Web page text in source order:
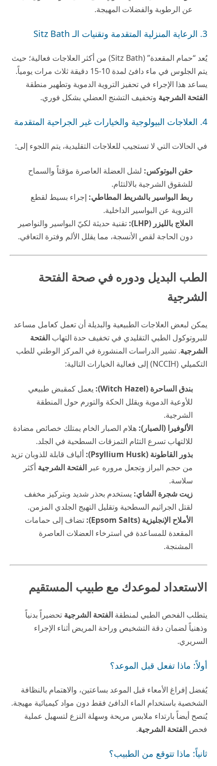
عن الرطوبة والفضلات المهيجة.
3. الرعاية المنزلية المتقدمة وتقنيات الـ Sitz Bath
يُعد “حمام المقعدة” (Sitz Bath) من أكثر العلاجات فعالية؛ حيث
يتم الجلوس في ماء دافئ لمدة 10-15 دقيقة ثلاث مرات يومياً.
يساعد هذا الإجراء في تحفيز التروية الدموية وتطهير منطقة
الفتحة الشرجية وتخفيف التشنج العضلي بشكل فوري.
4. العلاجات البيولوجية والخيارات غير الجراحية المتقدمة
في الحالات التي لا تستجيب للعلاجات التقليدية، يتم اللجوء إلى:
حقن البوتوكس: لشل العضلة العاصرة مؤقتاً والسماح
للشقوق الشرجية بالالتئام.
ربط البواسير بالشريط المطاطي: إجراء بسيط لقطع
التروية عن البواسير الداخلية.
العلاج بالليزر (LHP):
تقنية حديثة لكيّ البواسير والنواصير
دون الحاجة لقص الأنسجة، مما يقلل الألم وفترة التعافي.
الطب البديل ودوره في صحة الفتحة
الشرجية
يمكن لبعض العلاجات الطبيعية والبديلة أن تعمل كعامل مساعد
للبروتوكول الطبي التقليدي في تخفيف حدة التهاب الفتحة
الشرجية. تشير الدراسات المنشورة في المركز الوطني للطب
التكميلي (NCCIH) إلى فعالية الخيارات التالية:
بندق الساحرة (Witch Hazel):
يعمل كمقبض طبيعي
للأوعية الدموية ويقلل الحكة والتورم حول المنطقة
الشرجية.
الألوفيرا (الصبار): هلام الصبار الخام يمتلك خصائص مضادة
للالتهاب تسرع التئام التمزقات السطحية في الجلد.
بذور القاطونة (Psyllium Husk):
ألياف قابلة للذوبان تزيد
من حجم البراز وتجعل مروره عبر الفتحة الشرجية أكثر
سلاسة.
زيت شجرة الشاي: يستخدم بحذر شديد وبتركيز مخفف
لقتل الجراثيم السطحية وتقليل التهيج الجلدي المزمن.
الأملاح الإنجليزية (Epsom Salts):
تضاف إلى حمامات
المقعدة للمساعدة في استرخاء العضلات العاصرة
المشنجة.
الاستعداد لموعدك مع طبيب المستقيم
يتطلب الفحص الطبي لمنطقة الفتحة الشرجية تحضيراً بدنياً
وذهنياً لضمان دقة التشخيص وراحة المريض أثناء الإجراء
السريري.
أولاً: ماذا تفعل قبل الموعد؟
يُفضل إفراغ الأمعاء قبل الموعد بساعتين، والاهتمام بالنظافة
الشخصية باستخدام الماء الدافئ فقط دون مواد كيميائية مهيجة.
يُنصح أيضاً بارتداء ملابس مريحة وسهلة النزع لتسهيل عملية
فحص الفتحة الشرجية.
ثانياً: ماذا تتوقع من الطبيب؟